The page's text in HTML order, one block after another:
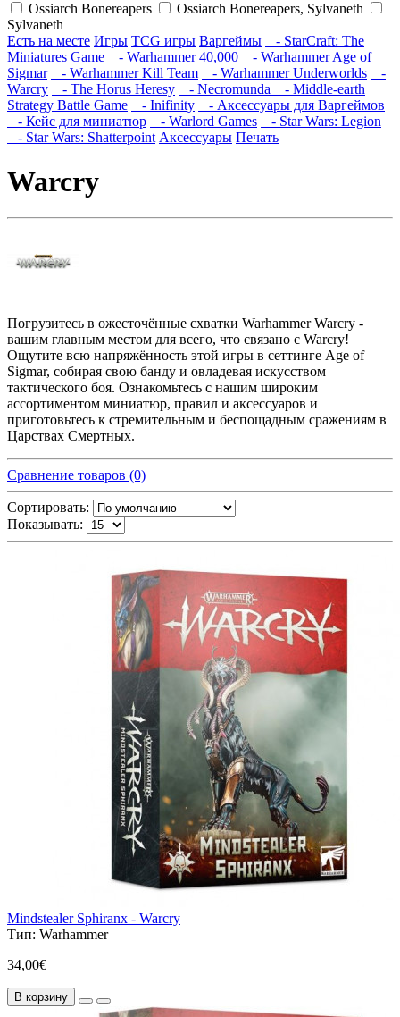
Ossiarch Bonereapers
Ossiarch Bonereapers, Sylvaneth
Sylvaneth
Есть на месте Игры TCG игры Варгеймы
- StarCraft: The
Miniatures Game
- Warhammer 40,000
- Warhammer Age of
Sigmar
- Warhammer Kill Team - Warhammer Underworlds
-
Warcry
- The Horus Heresy - Necromunda
- Middle-earth
Strategy Battle Game
- Inifinity
- Аксессуары для Варгеймов
- Кейс для миниатюр
- Warlord Games
- Star Wars: Legion
- Star Wars: Shatterpoint Аксессуары Печать
Warcry
Погрузитесь в ожесточённые схватки Warhammer Warcry -
вашим главным местом для всего, что связано с Warcry!
Ощутите всю напряжённость этой игры в сеттинге Age of
Sigmar, собирая свою банду и овладевая искусством
тактического боя. Ознакомьтесь с нашим широким
ассортиментом миниатюр, правил и аксессуаров и
приготовьтесь к стремительным и беспощадным сражениям в
Царствах Смертных.
Сравнение товаров (0)
Сортировать:
Показывать:
Mindstealer Sphiranx - Warcry
Тип: Warhammer
34,00€
В корзину